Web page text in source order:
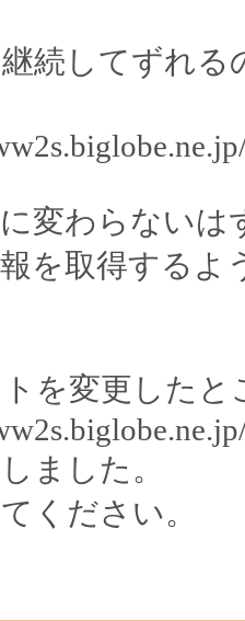
続してずれ
変わらないは
を取得するよ
を変更した
ました。
ください。